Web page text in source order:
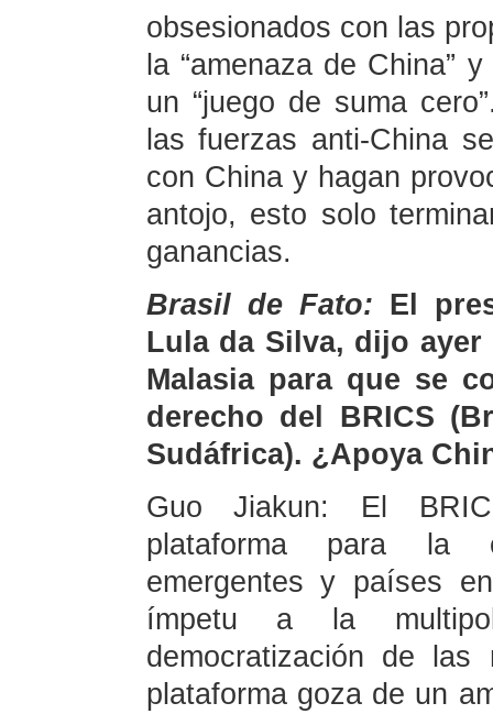
obsesionados con las
la “amenaza de China”
un “juego de suma
las fuerzas anti-China
con China y hagan
antojo, esto solo
ganancias.
Brasil de Fato: El
Lula da Silva, dijo
Malasia para que se
derecho del BRICS
Sudáfrica). ¿Apoya
Guo Jiakun: El
plataforma para la
emergentes y países
ímpetu a la
democratización de las
plataforma goza de un